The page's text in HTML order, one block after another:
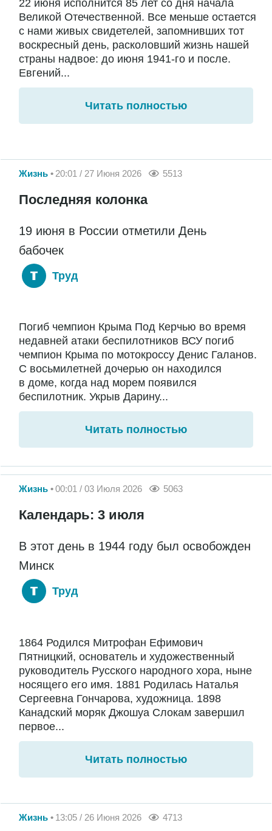
22 июня исполнится 85 лет со дня начала
Великой Отечественной. Все меньше остается
с нами живых свидетелей, запомнивших тот
воскресный день, расколовший жизнь нашей
страны надвое: до июня 1941-го и после.
Евгений...
Читать полностью
Жизнь 20:01 / 27 Июня 2026 5513
Последняя колонка
19 июня в России отметили День
бабочек
Труд
Погиб чемпион Крыма Под Керчью во время
недавней атаки беспилотников ВСУ погиб
чемпион Крыма по мотокроссу Денис Галанов.
С восьмилетней дочерью он находился
в доме, когда над морем появился
беспилотник. Укрыв Дарину...
Читать полностью
Жизнь 00:01 / 03 Июля 2026 5063
Календарь: 3 июля
В этот день в 1944 году был освобожден
Минск
Труд
1864 Родился Митрофан Ефимович
Пятницкий, основатель и художественный
руководитель Русского народного хора, ныне
носящего его имя. 1881 Родилась Наталья
Сергеевна Гончарова, художница. 1898
Канадский моряк Джошуа Слокам завершил
первое...
Читать полностью
Жизнь 13:05 / 26 Июня 2026 4713